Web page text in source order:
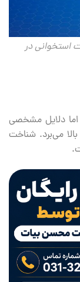
استخوانی در
دلایل مشخصی
می‌برد. شناخت